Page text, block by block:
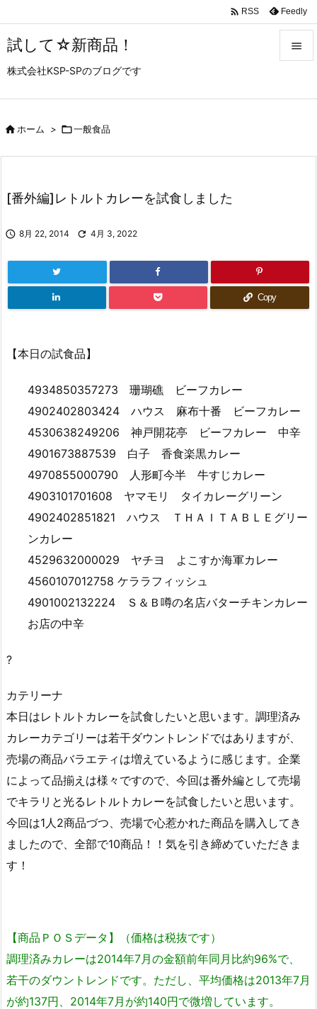
試して☆新商品！
株式会社KSP-SPのブログです

 RSS Feedly
ホーム > 一般食品
[番外編]レトルトカレーを試食しました
 8月 22, 2014  4月 3, 2022
Copy
【本日の試食品】
4934850357273 珊瑚礁 ビーフカレー
4902402803424 ハウス 麻布十番 ビーフカレー
4530638249206 神戸開花亭 ビーフカレー 中辛
4901673887539 白子 香食楽黒カレー
4970855000790 人形町今半 牛すじカレー
4903101701608 ヤマモリ タイカレーグリーン
4902402851821 ハウス ＴＨＡＩＴＡＢＬＥグリー
ンカレー
4529632000029 ヤチヨ よこすか海軍カレー
4560107012758 ケララフィッシュ
4901002132224 Ｓ＆Ｂ噂の名店バターチキンカレー
お店の中辛
?
カテリーナ
本日はレトルトカレーを試食したいと思います。調理済み
カレーカテゴリーは若干ダウントレンドではありますが、
売場の商品バラエティは増えているように感じます。企業
によって品揃えは様々ですので、今回は番外編として売場
でキラリと光るレトルトカレーを試食したいと思います。
今回は1人2商品づつ、売場で心惹かれた商品を購入してき
ましたので、全部で10商品！！気を引き締めていただきま
す！
【商品ＰＯＳデータ】（価格は税抜です）
調理済みカレーは2014年7月の金額前年同月比約96%で、
若干のダウントレンドです。ただし、平均価格は2013年7月
が約137円、2014年7月が約140円で微増しています。